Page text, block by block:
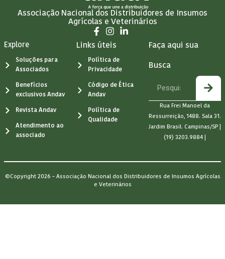
Associação Nacional dos Distribuidores de Insumos
Agrícolas e Veterinários
Explore
Soluções para
Associados
Benefícios
exclusivos Andav
Revista Andav
Atendimento ao
associado
Links úteis
Política de
Privacidade
Código de Ética
Andav
Política de
Qualidade
Faça aqui sua
Busca
Rua Frei Manoel da
Ressurreição, 1488. Sala 31.
Jardim Brasil. Campinas/SP |
(19) 3203.9884 |
©Copyright 2026 – Associação Nacional dos Distribuidores de Insumos Agrícolas
e Veterinários